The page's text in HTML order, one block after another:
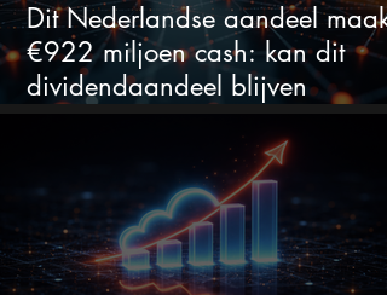
Dit Nederlandse aandeel maakt
€922 miljoen cash: kan dit
dividendaandeel blijven
verhogen?